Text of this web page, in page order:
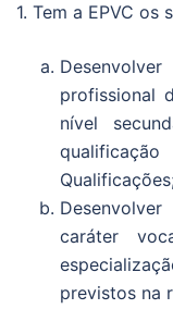
1. Tem a EPVC os
profissional
nível
caráter
previstos na